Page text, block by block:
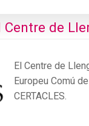
Centre de
El Centre de
Europeu Comú
CERTACLES.